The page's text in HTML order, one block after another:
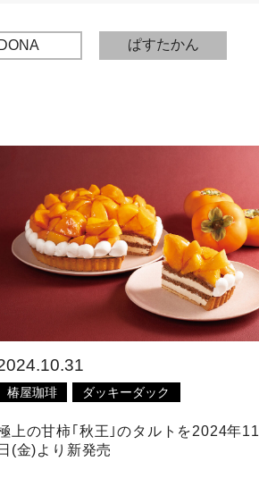
ぱすたかん
椿屋珈琲 ダッキーダック
上の甘柿｢秋王｣のタルトを2024年
(金)より新発売